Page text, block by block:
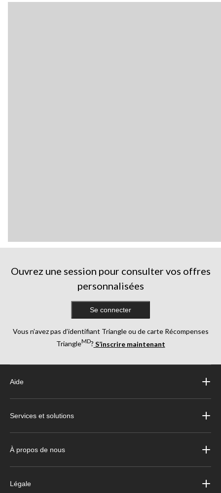
Ouvrez une session pour consulter vos offres
personnalisées
Se connecter
Vous n’avez pas d’identifiant Triangle ou de carte Récompenses
TriangleMD? S’inscrire maintenant
Aide
Services et solutions
À propos de nous
Légale